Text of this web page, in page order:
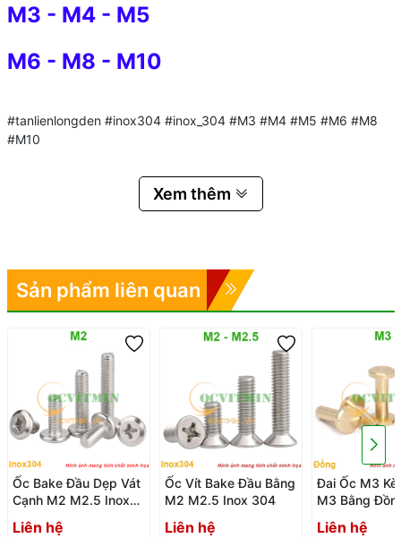
M3 - M4- M5
M6 - M8 - M10
#tanlienlongden #inox304 #inox_304 #M3 #M4 #M5 #M6 #M8
#M10
Xem thêm
Sản phẩm liên quan
Ốc Bake Đầu Dẹp Vát
Cạnh M2 M2.5 Inox
Liên hệ
Ốc Vít Bake Đầu Bằng
M2 M2.5 Inox 304
Liên hệ
Đai Ốc M3
M3 Bằng
Liên hệ